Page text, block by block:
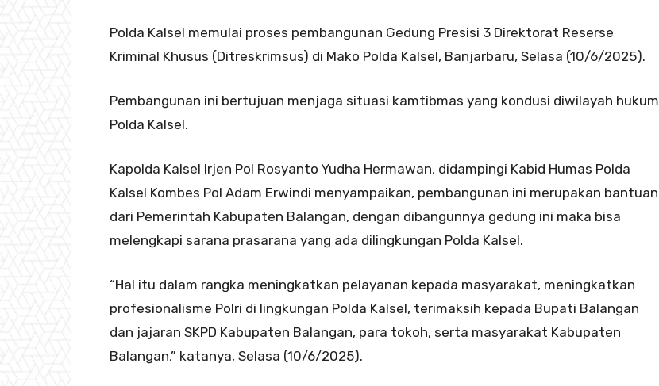
Polda Kalsel memulai proses pembangunan Gedung Presisi 3 Direktorat Reserse
Kriminal Khusus (Ditreskrimsus) di Mako Polda Kalsel, Banjarbaru, Selasa (10/6/2025).
Pembangunan ini bertujuan menjaga situasi kamtibmas yang kondusi diwilayah hukum
Polda Kalsel.
Kapolda Kalsel Irjen Pol Rosyanto Yudha Hermawan, didampingi Kabid Humas Polda
Kalsel Kombes Pol Adam Erwindi menyampaikan, pembangunan ini merupakan bantuan
dari Pemerintah Kabupaten Balangan, dengan dibangunnya gedung ini maka bisa
melengkapi sarana prasarana yang ada dilingkungan Polda Kalsel.
“Hal itu dalam rangka meningkatkan pelayanan kepada masyarakat, meningkatkan
profesionalisme Polri di lingkungan Polda Kalsel, terimaksih kepada Bupati Balangan
dan jajaran SKPD Kabupaten Balangan, para tokoh, serta masyarakat Kabupaten
Balangan,” katanya, Selasa (10/6/2025).